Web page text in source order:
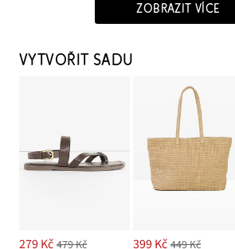
ZOBRAZIT VÍCE
VYTVOŘIT SADU
279 Kč 479 Kč 399 Kč 449 Kč